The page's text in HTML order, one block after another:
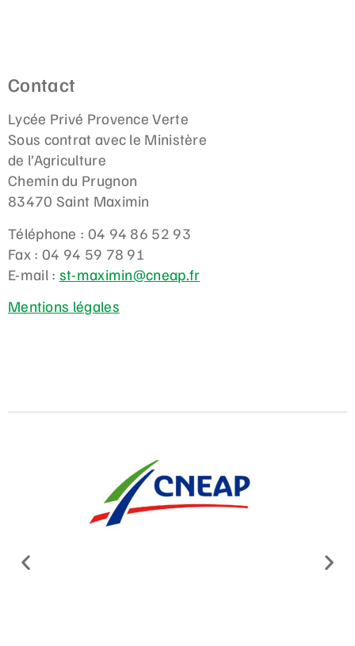
Contact
Lycée Privé Provence Verte
Sous contrat avec le Ministère
de l’Agriculture
Chemin du Prugnon
83470 Saint Maximin
Téléphone : 04 94 86 52 93
Fax : 04 94 59 78 91
E-mail : st-maximin@cneap.fr
Mentions légales